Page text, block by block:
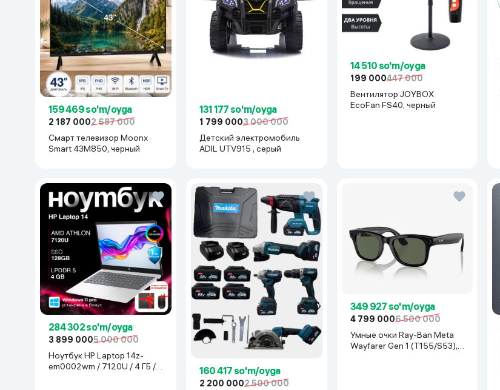
159 469 so'm/oyga
2 187 0002 687 000
Смарт телевизор Moonx
Smart 43M850, черный
131 177 so'm/oyga
1 799 0003 000 000
Детский электромобиль
ADIL UTV915 , серый
14 510 so'm/oyga
199 000447 000
Вентилятор JOYBOX
EcoFan FS40, черный
284 302 so'm/oyga
3 899 0005 000 000
Ноутбук HP Laptop 14z-
em0002wm / 7120U / 4 ГБ /
160 417 so'm/oyga
2 200 0002 500 000
349 927 so'm/oyga
4 799 0006 500 000
Умные очки Ray-Ban Meta
Wayfarer Gen 1 (T155/S53),